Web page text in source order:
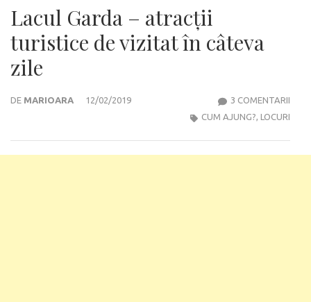
Lacul Garda – atracții
turistice de vizitat în câteva
zile
DE MARIOARA 12/02/2019 3 COMENTARII
CUM AJUNG?, LOCURI